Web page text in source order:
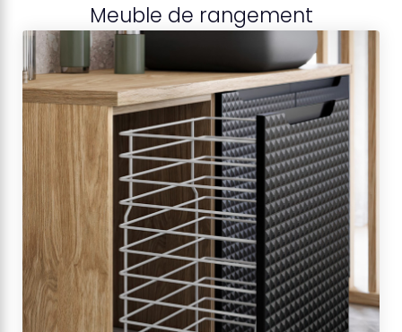
Meuble de rangement